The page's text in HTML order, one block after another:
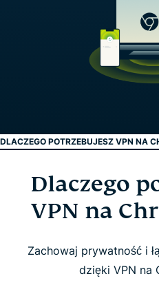
DLACZEGO POTRZEBUJESZ VPN NA
Dlaczego potrzebujesz
Jak skonfigurować
Czego oczekiwać od
Dlaczego
VPN na
Zachowaj prywatność i
dzięki VPN na